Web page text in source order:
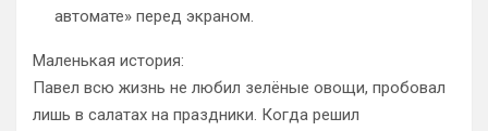
автомате» перед экраном.
Маленькая история:
Павел всю жизнь не любил зелёные овощи, пробовал
лишь в салатах на праздники. Когда решил